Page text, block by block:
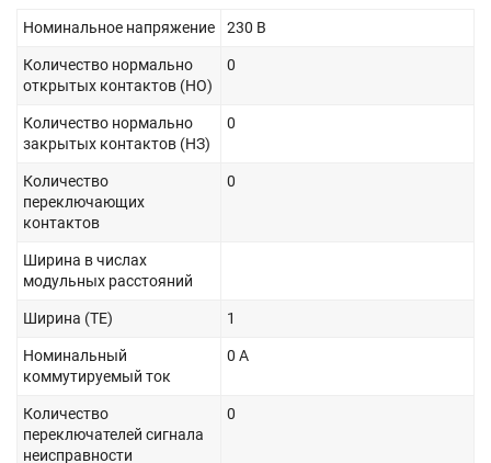
Номинальное напряжение 230 В
Количество нормально
открытых контактов (НО)
0
Количество нормально
закрытых контактов (НЗ)
0
Количество
переключающих
контактов
0
Ширина в числах
модульных расстояний
Ширина (TE) 1
Номинальный
коммутируемый ток
0 А
Количество
переключателей сигнала
неисправности
0